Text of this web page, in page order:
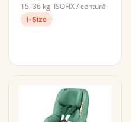
15–36 kg ISOFIX / centură
i-Size